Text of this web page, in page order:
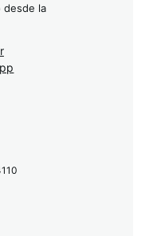
desde la